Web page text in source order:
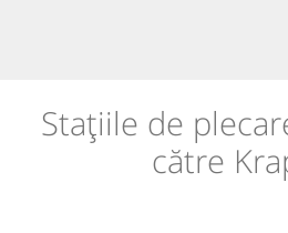
Stațiile de
către